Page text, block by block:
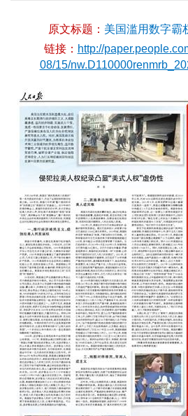
原文标题： 美国滥用数字霸
链接： http://
08/15/